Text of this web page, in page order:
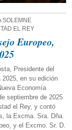
SOLEMNE
EL REY
Europeo,
Presidente del
2025, en su edición
Economía
septiembre de 2025
el Rey, y contó
la Excma. Sra. Dña.
y el Excmo. Sr. D.